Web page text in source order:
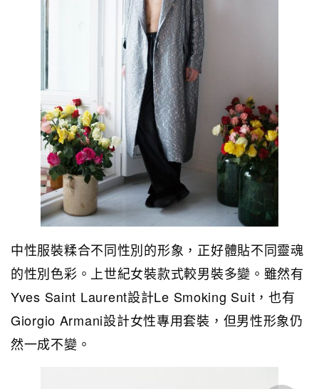
中性服裝糅合不同性別的形象，正好體貼不同靈魂
的性別色彩。上世紀女裝款式較男裝多變。雖然有
Yves Saint Laurent設計Le Smoking Suit，也有
Giorgio Armani設計女性專用套裝，但男性形象仍
然一成不變。